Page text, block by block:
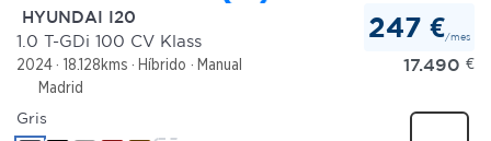
HYUNDAI I20
1.0 T-GDi 100 CV Klass
2024 18.128kms Híbrido
Manual
Madrid
247 €/mes
17.490 €
Gris